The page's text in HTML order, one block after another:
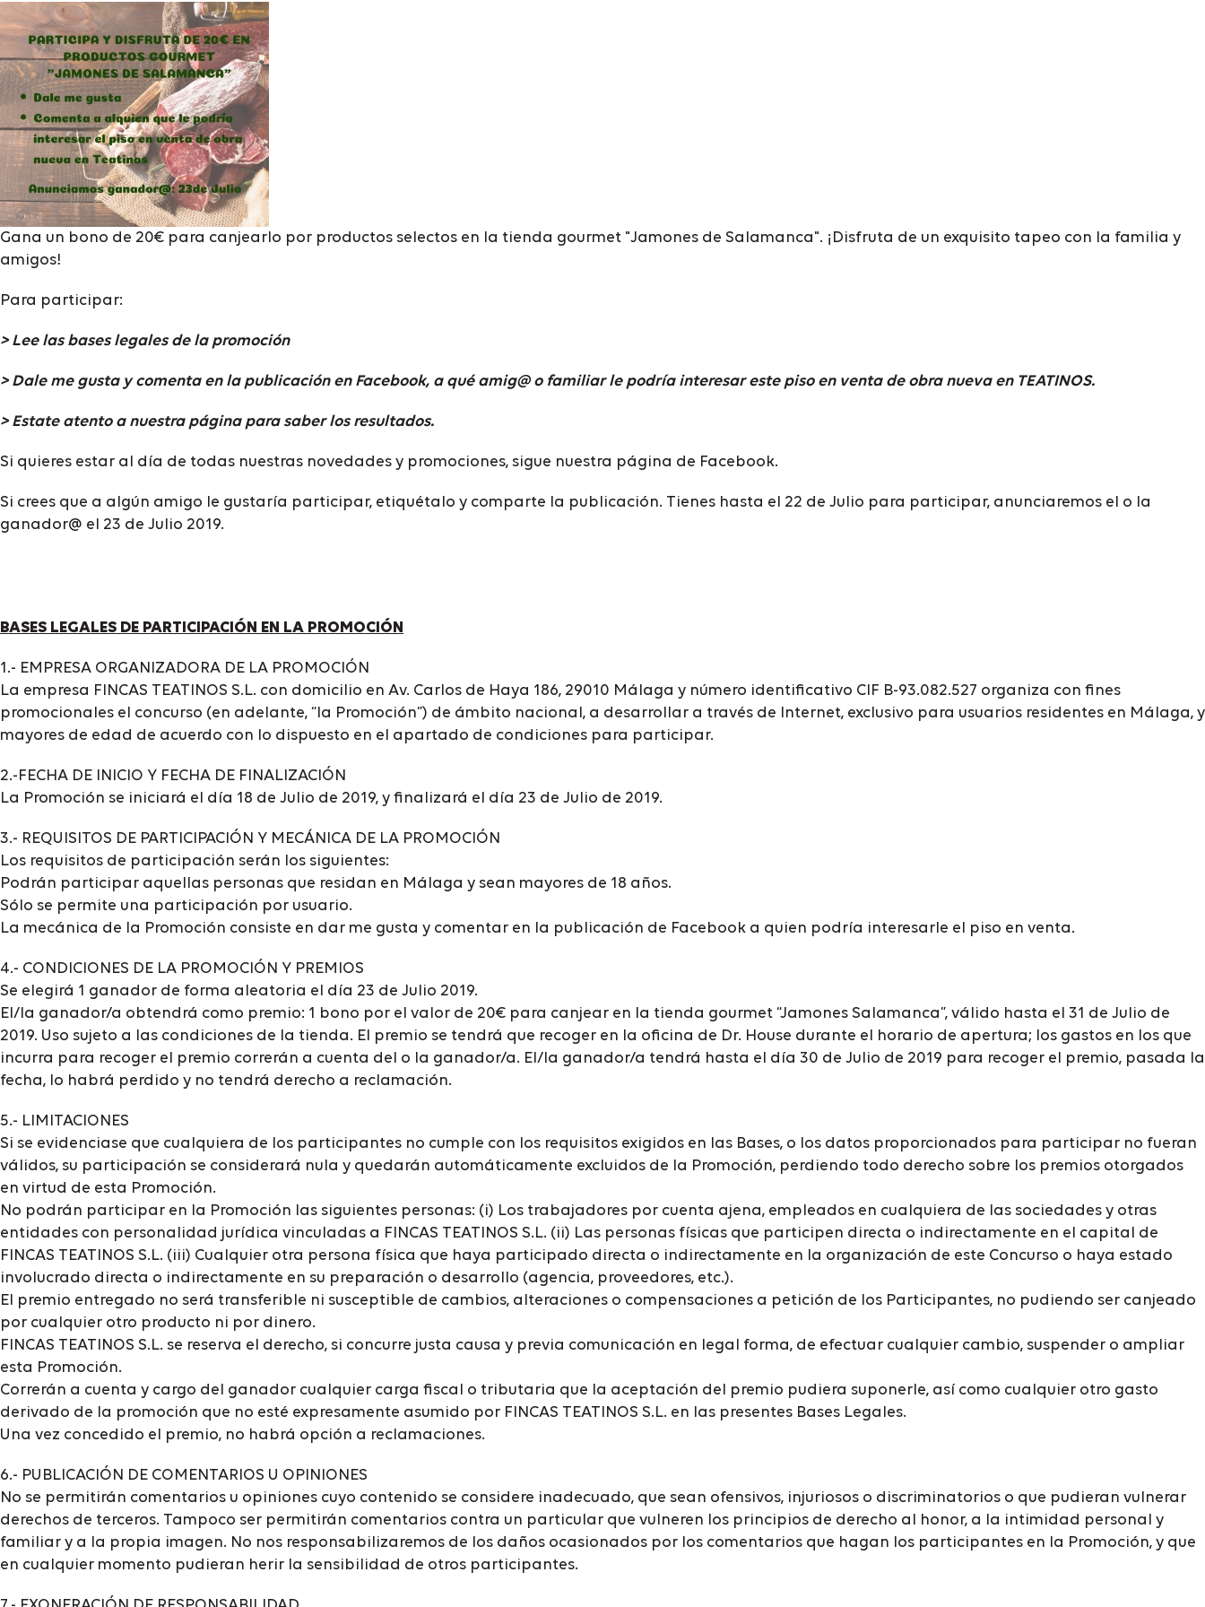
Gana un bono de 20€ para canjearlo por productos selectos en la tienda gourmet "Jamones de Salamanca". ¡Disfruta de un exquisito tapeo con la familia y
amigos!
Para participar:
> Lee las bases legales de la promoción
> Dale me gusta y comenta en la publicación en Facebook, a qué amig@ o familiar le podría interesar este piso en venta de obra nueva en TEATINOS.
> Estate atento a nuestra página para saber los resultados.
Si quieres estar al día de todas nuestras novedades y promociones, sigue nuestra página de Facebook.
Si crees que a algún amigo le gustaría participar, etiquétalo y comparte la publicación. Tienes hasta el 22 de Julio para participar, anunciaremos el o la
ganador@ el 23 de Julio 2019.
BASES LEGALES DE PARTICIPACIÓN EN LA PROMOCIÓN
1.- EMPRESA ORGANIZADORA DE LA PROMOCIÓN
La empresa FINCAS TEATINOS S.L. con domicilio en Av. Carlos de Haya 186, 29010 Málaga y número identificativo CIF B-93.082.527 organiza con fines
promocionales el concurso (en adelante, “la Promoción”) de ámbito nacional, a desarrollar a través de Internet, exclusivo para usuarios residentes en Málaga, y
mayores de edad de acuerdo con lo dispuesto en el apartado de condiciones para participar.
2.-FECHA DE INICIO Y FECHA DE FINALIZACIÓN
La Promoción se iniciará el día 18 de Julio de 2019, y finalizará el día 23 de Julio de 2019.
3.- REQUISITOS DE PARTICIPACIÓN Y MECÁNICA DE LA PROMOCIÓN
Los requisitos de participación serán los siguientes:
Podrán participar aquellas personas que residan en Málaga y sean mayores de 18 años.
Sólo se permite una participación por usuario.
La mecánica de la Promoción consiste en dar me gusta y comentar en la publicación de Facebook a quien podría interesarle el piso en venta.
4.- CONDICIONES DE LA PROMOCIÓN Y PREMIOS
Se elegirá 1 ganador de forma aleatoria el día 23 de Julio 2019.
El/la ganador/a obtendrá como premio: 1 bono por el valor de 20€ para canjear en la tienda gourmet “Jamones Salamanca”, válido hasta el 31 de Julio de
2019. Uso sujeto a las condiciones de la tienda. El premio se tendrá que recoger en la oficina de Dr. House durante el horario de apertura; los gastos en los que
incurra para recoger el premio correrán a cuenta del o la ganador/a. El/la ganador/a tendrá hasta el día 30 de Julio de 2019 para recoger el premio, pasada la
fecha, lo habrá perdido y no tendrá derecho a reclamación.
5.- LIMITACIONES
Si se evidenciase que cualquiera de los participantes no cumple con los requisitos exigidos en las Bases, o los datos proporcionados para participar no fueran
válidos, su participación se considerará nula y quedarán automáticamente excluidos de la Promoción, perdiendo todo derecho sobre los premios otorgados
en virtud de esta Promoción.
No podrán participar en la Promoción las siguientes personas: (i) Los trabajadores por cuenta ajena, empleados en cualquiera de las sociedades y otras
entidades con personalidad jurídica vinculadas a FINCAS TEATINOS S.L. (ii) Las personas físicas que participen directa o indirectamente en el capital de
FINCAS TEATINOS S.L. (iii) Cualquier otra persona física que haya participado directa o indirectamente en la organización de este Concurso o haya estado
involucrado directa o indirectamente en su preparación o desarrollo (agencia, proveedores, etc.).
El premio entregado no será transferible ni susceptible de cambios, alteraciones o compensaciones a petición de los Participantes, no pudiendo ser canjeado
por cualquier otro producto ni por dinero.
FINCAS TEATINOS S.L. se reserva el derecho, si concurre justa causa y previa comunicación en legal forma, de efectuar cualquier cambio, suspender o ampliar
esta Promoción.
Correrán a cuenta y cargo del ganador cualquier carga fiscal o tributaria que la aceptación del premio pudiera suponerle, así como cualquier otro gasto
derivado de la promoción que no esté expresamente asumido por FINCAS TEATINOS S.L. en las presentes Bases Legales.
Una vez concedido el premio, no habrá opción a reclamaciones.
6.- PUBLICACIÓN DE COMENTARIOS U OPINIONES
No se permitirán comentarios u opiniones cuyo contenido se considere inadecuado, que sean ofensivos, injuriosos o discriminatorios o que pudieran vulnerar
derechos de terceros. Tampoco ser permitirán comentarios contra un particular que vulneren los principios de derecho al honor, a la intimidad personal y
familiar y a la propia imagen. No nos responsabilizaremos de los daños ocasionados por los comentarios que hagan los participantes en la Promoción, y que
en cualquier momento pudieran herir la sensibilidad de otros participantes.